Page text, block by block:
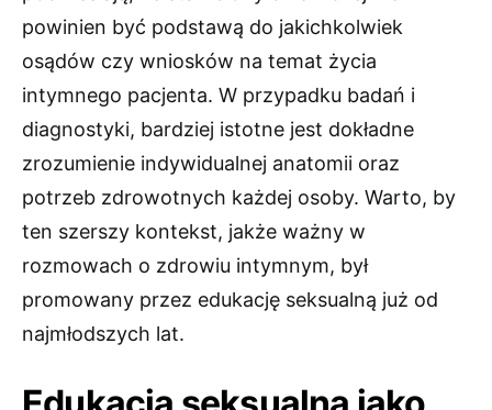
powinien być podstawą do jakichkolwiek
osądów czy wniosków na temat życia
intymnego pacjenta. W przypadku badań i
diagnostyki, bardziej istotne jest dokładne
zrozumienie indywidualnej anatomii oraz
potrzeb zdrowotnych każdej osoby. Warto, by
ten szerszy kontekst, jakże ważny w
rozmowach o zdrowiu intymnym, był
promowany przez edukację seksualną już od
najmłodszych lat.